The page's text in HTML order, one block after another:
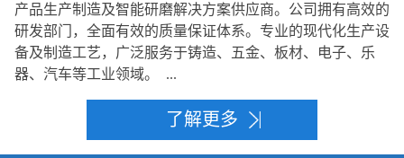
产品生产制造及智能研磨解决方案供应商。公司拥有高效的
研发部门，全面有效的质量保证体系。专业的现代化生产设
备及制造工艺，广泛服务于铸造、五金、板材、电子、乐
器、汽车等工业领域。 ...
了解更多